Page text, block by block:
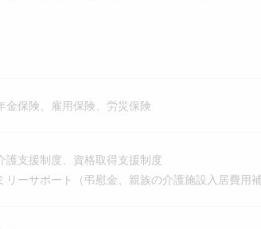
金保険、雇用保険、労災保険
護支援制度、資格取得支援制度
ーサポート（弔慰金、親族の介護施設入居費用